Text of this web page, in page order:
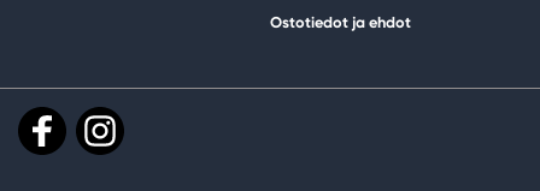
Ostotiedot ja ehdot